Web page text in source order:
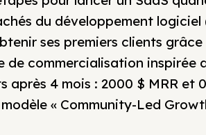
du développement
ses premiers clients
de commercialisation inspirée
après 4 mois : 2000 $ MRR et
« Community-Led